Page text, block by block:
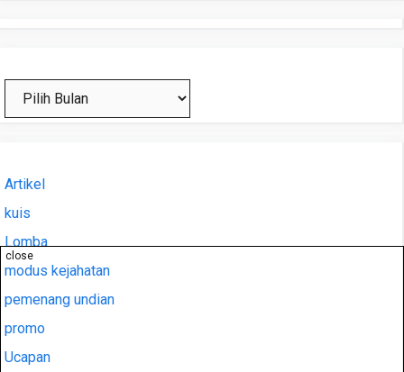
close
Artikel
kuis
Lomba
modus kejahatan
pemenang undian
promo
Ucapan